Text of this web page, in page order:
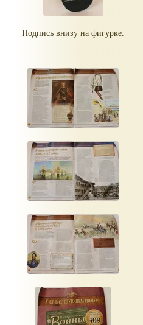
Подпись внизу на фигурке.